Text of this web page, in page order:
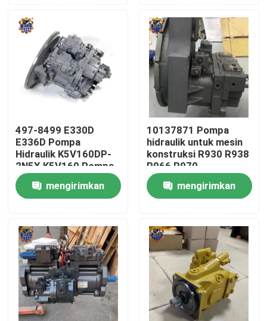
Tentang kami
Tur Pabrik
Kontrol kualitas
Hubungi kami
Berita
Permintaan Penawaran
Motor penggerak akhir ekskavator
motor ayun ekskavator
497-8499 E330D
E336D Pompa
Hidraulik K5V160DP-
2N5X K5V160 Pompa
Utama Excavator
mengirimkan
10137871 Pompa
hidraulik untuk mesin
konstruksi R930 R938
R966 R970
mengirimkan